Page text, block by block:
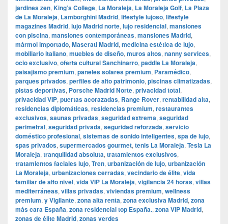
jardines zen, King’s College, La Moraleja, La Moraleja Golf, La Plaza
de La Moraleja, Lamborghini Madrid, lifestyle lujoso, lifestyle
magazines Madrid, lujo Madrid norte, lujo residencial, mansiones
con piscina, mansiones contemporáneas, mansiones Madrid,
mármol importado, Maserati Madrid, medicina estética de lujo,
mobiliario italiano, muebles de diseño, muros altos, nanny services,
ocio exclusivo, oferta cultural Sanchinarro, paddle La Moraleja,
paisajismo premium, paneles solares premium, Paramédico,
parques privados, perfiles de alto patrimonio, piscinas climatizadas,
pistas deportivas, Porsche Madrid Norte, privacidad total,
privacidad VIP, puertas acorazadas, Range Rover, rentabilidad alta,
residencias diplomáticas, residencias premium, restaurantes
exclusivos, saunas privadas, seguridad extrema, seguridad
perimetral, seguridad privada, seguridad reforzada, servicio
doméstico profesional, sistemas de sonido inteligentes, spa de lujo,
spas privados, supermercados gourmet, tenis La Moraleja, Tesla La
Moraleja, tranquilidad absoluta, tratamientos exclusivos,
tratamientos faciales lujo, Tren, urbanización de lujo, urbanización
La Moraleja, urbanizaciones cerradas, vecindario de élite, vida
familiar de alto nivel, vida VIP La Moraleja, vigilancia 24 horas, villas
mediterráneas, villas privadas, viviendas premium, wellness
premium, y Vigilante, zona alta renta, zona exclusiva Madrid, zona
más cara España, zona residencial top España., zona VIP Madrid,
zonas de élite Madrid, zonas verdes